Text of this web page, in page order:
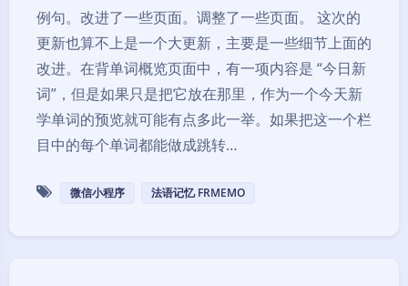
例句。改进了一些页面。调整了一些页面。 这次的
更新也算不上是一个大更新，主要是一些细节上面的
改进。在背单词概览页面中，有一项内容是 “今日新
词”，但是如果只是把它放在那里，作为一个今天新
学单词的预览就可能有点多此一举。如果把这一个栏
目中的每个单词都能做成跳转…
微信小程序 法语记忆 FRMEMO